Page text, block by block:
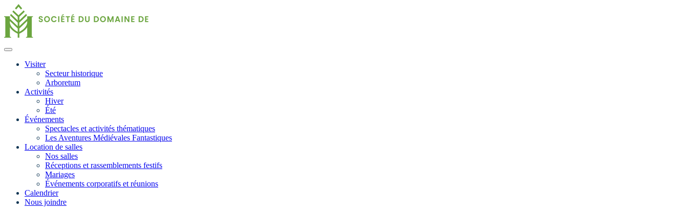
Visiter
Secteur historique
Arboretum
Activités
Hiver
Été
Événements
Spectacles et activités thématiques
Les Aventures Médiévales Fantastiques
Location de salles
Nos salles
Réceptions et rassemblements festifs
Mariages
Événements corporatifs et réunions
Calendrier
Nous joindre